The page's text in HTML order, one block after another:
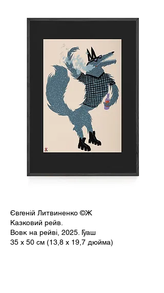
Євгеній Литвиненко ©Ж
Казковий рейв.
Вовк на рейві, 2025. Гуаш
35 x 50 см (13,8 x 19,7 дюйма)